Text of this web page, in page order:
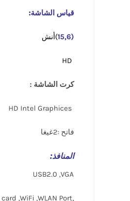
قياس الشاشة:
(15,6 )أنش
كرت الشاشة :
فاتح :2غيغا
المنافذ:
USB2.0 ,VGA
,2Speaker ,SD card ,WiFi ,WLAN Port